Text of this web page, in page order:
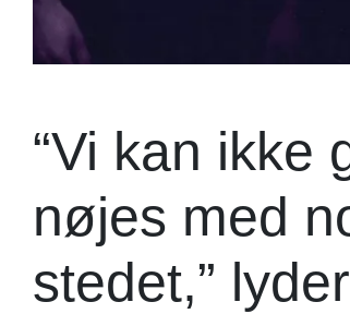
“Vi kan ikke
nøjes med
stedet,”